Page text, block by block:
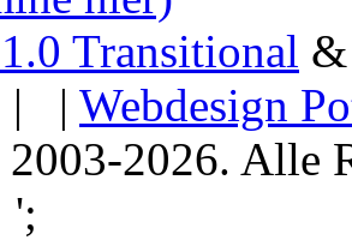
Transitional
| | Webdesign
2003-2026. Alle
';